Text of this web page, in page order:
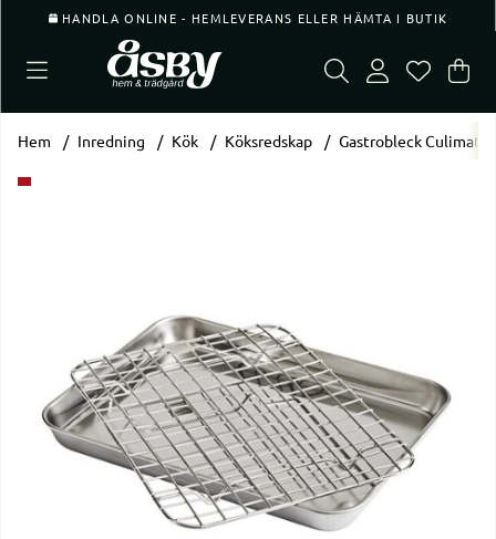
HANDLA ONLINE - HEMLEVERANS ELLER HÄMTA I BUTIK
.
Hem Inredning Kök Köksredskap Gastrobleck Culimat
Produktbilder Gastrobleck Culimat 26,4x20,5